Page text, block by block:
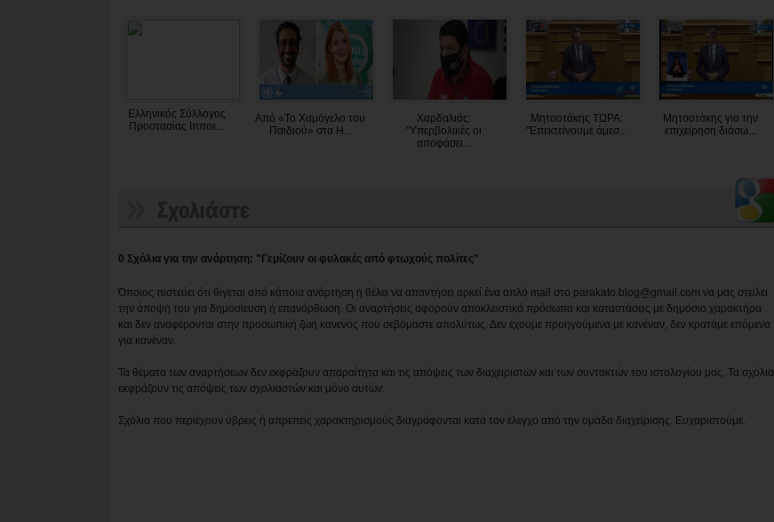
Ελληνικός Σύλλογος
Προστασίας Ιπποε...
Από «Το Χαμόγελο του
Παιδιού» στα Η...
Χαρδαλιάς:
"Υπερβολικές οι
αποφάσει...
Μητσοτάκης ΤΩΡΑ:
"Επεκτείνουμε άμεσ...
Μητσοτάκης για την
επιχείρηση διάσω...
0 Σχόλια για την ανάρτηση: "Γεμίζουν οι φυλακές από φτωχούς πολίτες"
Όποιος πιστεύει ότι θίγεται από κάποια ανάρτηση ή θέλει να απαντήσει αρκεί ένα απλό mail στο parakato.blog@gmail.com να μας στείλει
την άποψή του για δημοσίευση ή επανόρθωση. Οι αναρτήσεις αφορούν αποκλειστικά πρόσωπα και καταστάσεις με δημόσιο χαρακτήρα
και δεν αναφέρονται στην προσωπική ζωή κανενός που σεβόμαστε απολύτως. Δεν έχουμε προηγούμενα με κανέναν, δεν κρατάμε επόμενα
για κανέναν.
Τα θέματα των αναρτήσεων δεν εκφράζουν απαραίτητα και τις απόψεις των διαχειριστών και των συντακτών του ιστολογίου μας. Τα σχόλια
εκφράζουν τις απόψεις των σχολιαστών και μόνο αυτών.
Σχόλια που περιέχουν ύβρεις ή απρεπείς χαρακτηρισμούς διαγράφονται κατά τον έλεγχο από την ομάδα διαχείρισης. Ευχαριστούμε.